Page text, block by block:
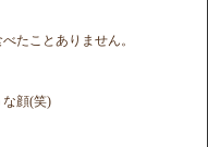
たことありません。
な顔(笑)